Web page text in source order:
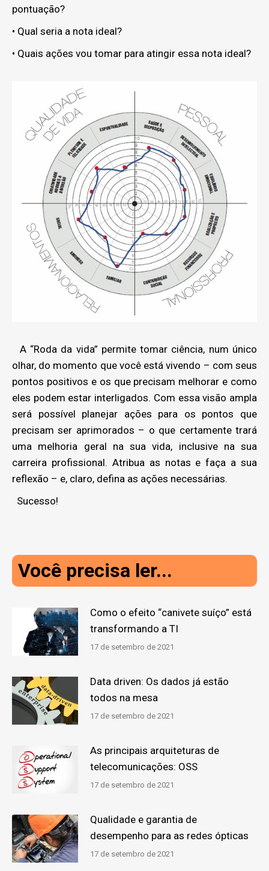
pontuação?
• Qual seria a nota ideal?
• Quais ações vou tomar para atingir essa nota ideal?
A “Roda da vida” permite tomar ciência, num único
olhar, do momento que você está vivendo – com seus
pontos positivos e os que precisam melhorar e como
eles podem estar interligados. Com essa visão ampla
será possível planejar ações para os pontos que
precisam ser aprimorados – o que certamente trará
uma melhoria geral na sua vida, inclusive na sua
carreira profissional. Atribua as notas e faça a sua
reflexão – e, claro, defina as ações necessárias.
Sucesso!
Você precisa ler...
Como o efeito “canivete suíço” está
transformando a TI
17 de setembro de 2021
Data driven: Os dados já estão
todos na mesa
17 de setembro de 2021
As principais arquiteturas de
telecomunicações: OSS
17 de setembro de 2021
Qualidade e garantia de
desempenho para as redes ópticas
17 de setembro de 2021